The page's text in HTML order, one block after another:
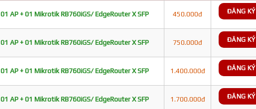
01 AP + 01 Mikrotik RB760iGS/ EdgeRouter X SFP 450.000đ ĐĂNG KÝ
01 AP + 01 Mikrotik RB760iGS/ EdgeRouter X SFP 750.000đ ĐĂNG KÝ
01 AP + 01 Mikrotik RB760iGS/ EdgeRouter X SFP 1.400.000đ ĐĂNG KÝ
01 AP + 01 Mikrotik RB760iGS/ EdgeRouter X SFP 1.700.000đ ĐĂNG KÝ